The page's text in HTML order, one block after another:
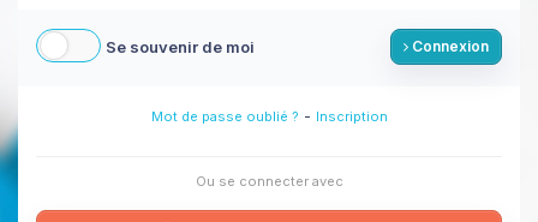
Se souvenir de moi Connexion
Mot de passe oublié ? - Inscription
Ou se connecter avec